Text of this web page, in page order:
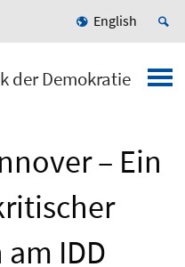
English
der Demokratie
– Ein
IDD